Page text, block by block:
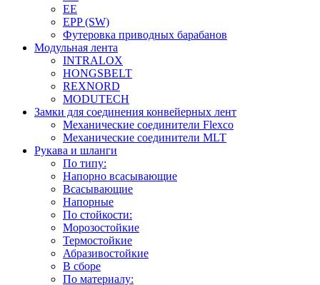
EE
EPP (SW)
Футеровка приводных барабанов
Модульная лента
INTRALOX
HONGSBELT
REXNORD
MODUTECH
Замки для соединения конвейерных лент
Механические соединители Flexco
Механические соединители MLT
Рукава и шланги
По типу:
Напорно всасывающие
Всасывающие
Напорные
По стойкости:
Морозостойкие
Термостойкие
Абразивостойкие
В сборе
По материалу: